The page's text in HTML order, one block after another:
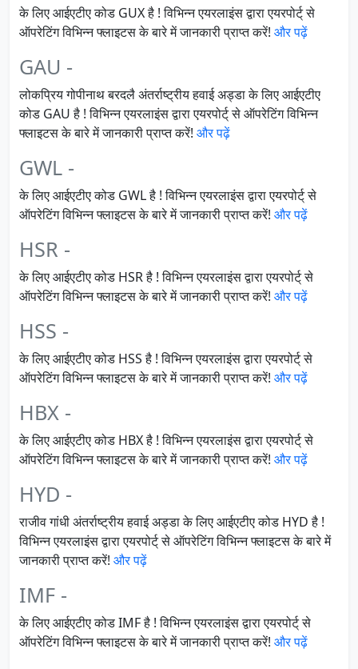
के लिए आईएटीए कोड GUX है ! विभिन्न एयरलाइंस द्वारा एयरपोर्ट् से
ऑपरेटिंग विभिन्न फ्लाइटस के बारे में जानकारी प्राप्त करें! और पढ़ें
GAU -
लोकप्रिय गोपीनाथ बरदलै अंतर्राष्ट्रीय हवाई अड्डा के लिए आईएटीए
कोड GAU है ! विभिन्न एयरलाइंस द्वारा एयरपोर्ट् से ऑपरेटिंग विभिन्न
फ्लाइटस के बारे में जानकारी प्राप्त करें! और पढ़ें
GWL -
के लिए आईएटीए कोड GWL है ! विभिन्न एयरलाइंस द्वारा एयरपोर्ट् से
ऑपरेटिंग विभिन्न फ्लाइटस के बारे में जानकारी प्राप्त करें! और पढ़ें
HSR -
के लिए आईएटीए कोड HSR है ! विभिन्न एयरलाइंस द्वारा एयरपोर्ट् से
ऑपरेटिंग विभिन्न फ्लाइटस के बारे में जानकारी प्राप्त करें! और पढ़ें
HSS -
के लिए आईएटीए कोड HSS है ! विभिन्न एयरलाइंस द्वारा एयरपोर्ट् से
ऑपरेटिंग विभिन्न फ्लाइटस के बारे में जानकारी प्राप्त करें! और पढ़ें
HBX -
के लिए आईएटीए कोड HBX है ! विभिन्न एयरलाइंस द्वारा एयरपोर्ट् से
ऑपरेटिंग विभिन्न फ्लाइटस के बारे में जानकारी प्राप्त करें! और पढ़ें
HYD -
राजीव गांधी अंतर्राष्ट्रीय हवाई अड्डा के लिए आईएटीए कोड HYD है !
विभिन्न एयरलाइंस द्वारा एयरपोर्ट् से ऑपरेटिंग विभिन्न फ्लाइटस के बारे में
जानकारी प्राप्त करें! और पढ़ें
IMF -
के लिए आईएटीए कोड IMF है ! विभिन्न एयरलाइंस द्वारा एयरपोर्ट् से
ऑपरेटिंग विभिन्न फ्लाइटस के बारे में जानकारी प्राप्त करें! और पढ़ें